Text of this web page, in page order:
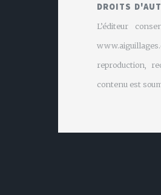
DROITS
L’éditeur
reproduction,
contenu est